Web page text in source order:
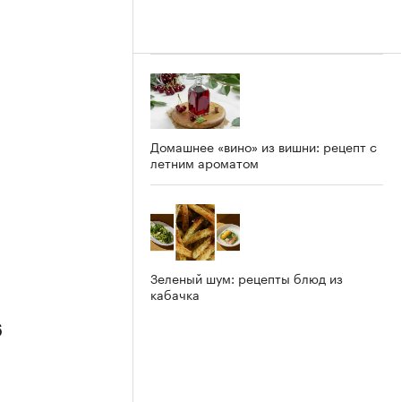
Домашнее «вино» из вишни: рецепт с
летним ароматом
Зеленый шум: рецепты блюд из
кабачка